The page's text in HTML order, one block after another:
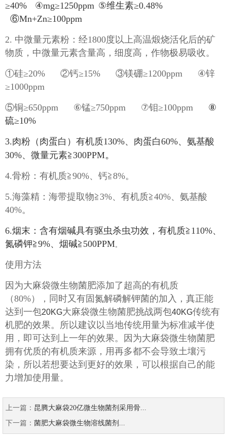
≥40% ④mg≥1250ppm ⑤维生素≥0.48%
⑥Mn+Zn≥100ppm
2. 中微量元素粉：经1800度以上高温煅烧活化后的矿
物质，中微量元素含量高，细度高，作物极易吸收。
①硅≥20% ②钙≥15% ③镁硼≥1200ppm ④锌
≥1000ppm
⑤铜≥650ppm ⑥锰≥750ppm ⑦钼≥100ppm ⑧
硫≥10%
3.肉粉（肉蛋白）有机质130%、肉蛋白60%、氨基酸
30%、微量元素≧300PPM。
4.骨粉：有机质≧90%、钙≧8%。
5.海藻精：海带提取物≧3%、有机质≧40%、氨基酸
40%。
6.烟末：含有烟碱具有驱虫杀虫功效，有机质≧110%、
氮磷钾≧9%、烟碱≧500PPM。
使用方法
因为大麻袋微生物菌肥添加了超高的有机质
（80%），同时又有固氮解磷解钾菌的加入，真正能
达到一包20KG大麻袋微生物菌肥挑战两包40KG传统有
机肥的效果。所以建议以当地传统用量为标准减半使
用，即可达到上一年的效果。因为大麻袋微生物菌肥
拥有优质的有机质来源，用再多都不会导致土壤污
染，所以若想要达到更好的效果，可以根据自己的能
力增加使用量。
上一篇： 昆腾大麻袋20亿微生物菌剂采用骨...
下一篇： 菌肥大麻袋微生物溶线菌剂...